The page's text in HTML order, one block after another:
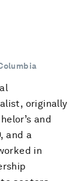
originally
and
and a
in